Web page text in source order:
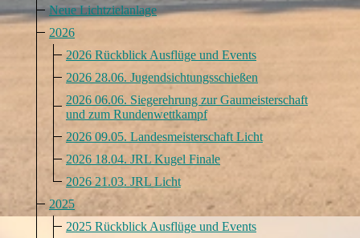
Neue Lichtzielanlage
2026
2026 Rückblick Ausflüge und Events
2026 28.06. Jugendsichtungsschießen
2026 06.06. Siegerehrung zur Gaumeisterschaft
und zum Rundenwettkampf
2026 09.05. Landesmeisterschaft Licht
2026 18.04. JRL Kugel Finale
2026 21.03. JRL Licht
2025
2025 Rückblick Ausflüge und Events